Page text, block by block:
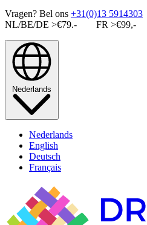
Vragen? Bel ons +31(0)13 5914303
NL/BE/DE >€79.- FR >€99,-
Nederlands
Nederlands
English
Deutsch
Français